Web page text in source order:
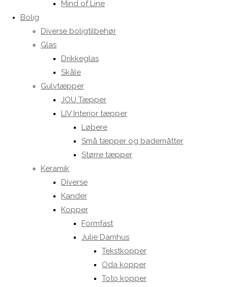
Mind of Line
Bolig
Diverse boligtilbehør
Glas
Drikkeglas
Skåle
Gulvtæpper
JOU Tæpper
LIV Interior tæpper
Løbere
Små tæpper og bademåtter
Større tæpper
Keramik
Diverse
Kander
Kopper
Formfast
Julie Damhus
Tekstkopper
Oda kopper
Toto kopper